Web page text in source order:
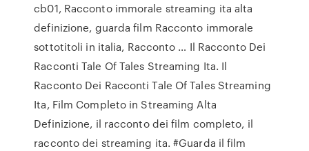
cb01, Racconto immorale streaming ita alta
definizione, guarda film Racconto immorale
sottotitoli in italia, Racconto … Il Racconto Dei
Racconti Tale Of Tales Streaming Ita. Il
Racconto Dei Racconti Tale Of Tales Streaming
Ita, Film Completo in Streaming Alta
Definizione, il racconto dei film completo, il
racconto dei streaming ita. #Guarda il film